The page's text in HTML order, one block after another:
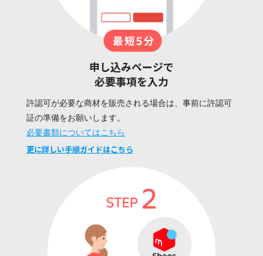
申し込みページで
必要事項を入力
許認可が必要な商材を販売される場合は、事前に許認可
証の準備をお願いします。
必要書類についてはこちら
更に詳しい手順ガイドはこちら